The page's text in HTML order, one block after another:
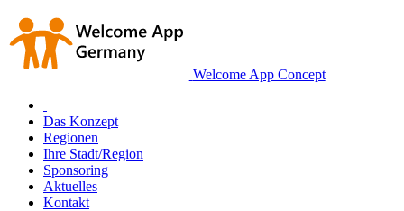
Welcome App Concept
Das Konzept
Regionen
Ihre Stadt/Region
Sponsoring
Aktuelles
Kontakt